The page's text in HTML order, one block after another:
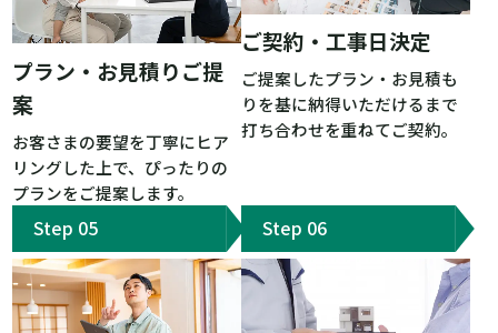
プラン・お見積りご提
案
お客さまの要望を丁寧にヒア
リングした上で、ぴったりの
プランをご提案します。
ご契約・工事日決定
ご提案したプラン・お見積も
りを基に納得いただけるまで
打ち合わせを重ねてご契約。